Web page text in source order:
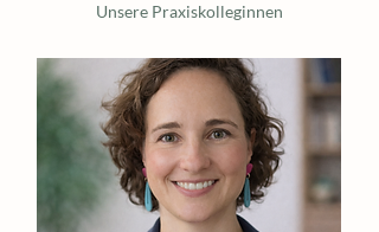
Unsere Praxiskolleginnen